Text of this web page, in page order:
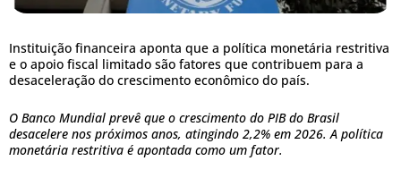
Instituição financeira aponta que a política monetária restritiva
e o apoio fiscal limitado são fatores que contribuem para a
desaceleração do crescimento econômico do país.
O Banco Mundial prevê que o crescimento do PIB do Brasil
desacelere nos próximos anos, atingindo 2,2% em 2026. A política
monetária restritiva é apontada como um fator.